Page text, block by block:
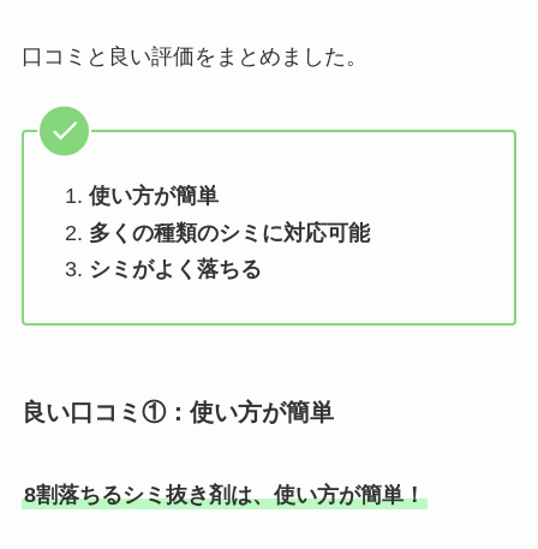
口コミと良い評価をまとめました。
使い方が簡単
多くの種類のシミに対応可能
シミがよく落ちる
良い口コミ①：使い方が簡単
8割落ちるシミ抜き剤は、使い方が簡単！